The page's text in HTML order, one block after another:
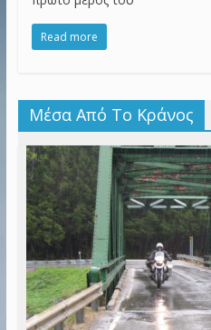
Read more
Μέσα Από Το Κράνος